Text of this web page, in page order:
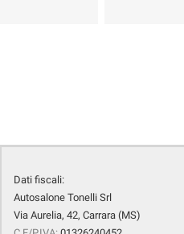
Dati fiscali:
Autosalone Tonelli Srl
Via Aurelia, 42, Carrara (MS)